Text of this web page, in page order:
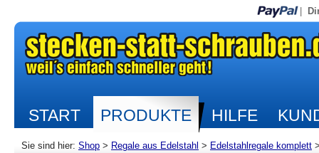
START PRODUKTE HILFE
Sie sind hier: Shop > Regale aus Edelstahl > Edelstahlregale komplett